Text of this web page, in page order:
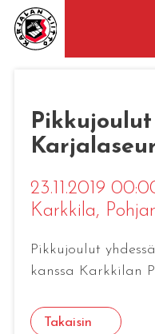
23.11.2019
Karkkila,
Pikkujoulut
kanssa Karkkilan
Takaisin